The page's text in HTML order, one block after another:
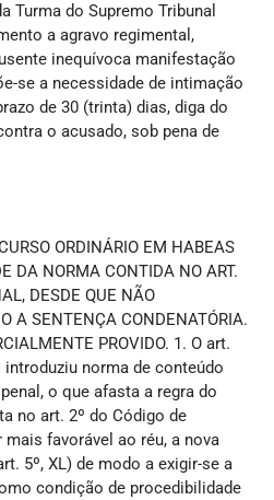
Turma do Supremo Tribunal
a agravo regimental,
inequívoca manifestação
se a necessidade de intimação
de 30 (trinta) dias, diga do
o acusado, sob pena de
ORDINÁRIO EM HABEAS
DA NORMA CONTIDA NO ART.
DESDE QUE NÃO
A SENTENÇA CONDENATÓRIA.
PROVIDO. 1. O art.
introduziu norma de conteúdo
o que afasta a regra do
no art. 2º do Código de
favorável ao réu, a nova
5º, XL) de modo a exigir-se a
condição de procedibilidade